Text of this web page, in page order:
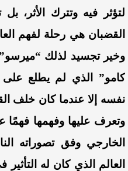
لتؤثر فيه وتترك الأثر،
القضبان هي رحلة لفهم
وخير تجسيد لذلك “ميرسو”
كامو” الذي لم يطلع على
نفسه إلا عندما كان خلف
وتعرف عليها وفهمها فهمًا
الخارجي وفق تصوراته
العالم الذي كان له